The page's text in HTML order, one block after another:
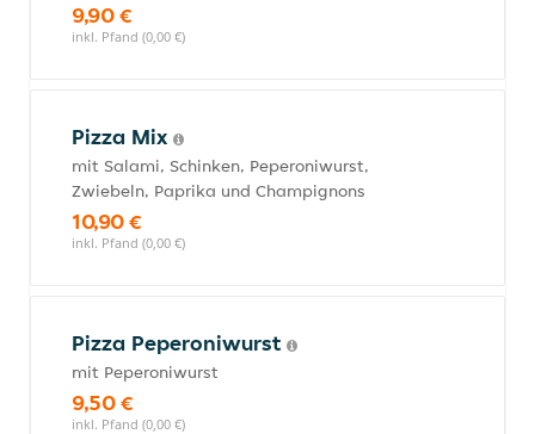
9,90 €
inkl. Pfand (0,00 €)
Pizza Mix
mit Salami, Schinken, Peperoniwurst,
Zwiebeln, Paprika und Champignons
10,90 €
inkl. Pfand (0,00 €)
Pizza Peperoniwurst
mit Peperoniwurst
9,50 €
inkl. Pfand (0,00 €)